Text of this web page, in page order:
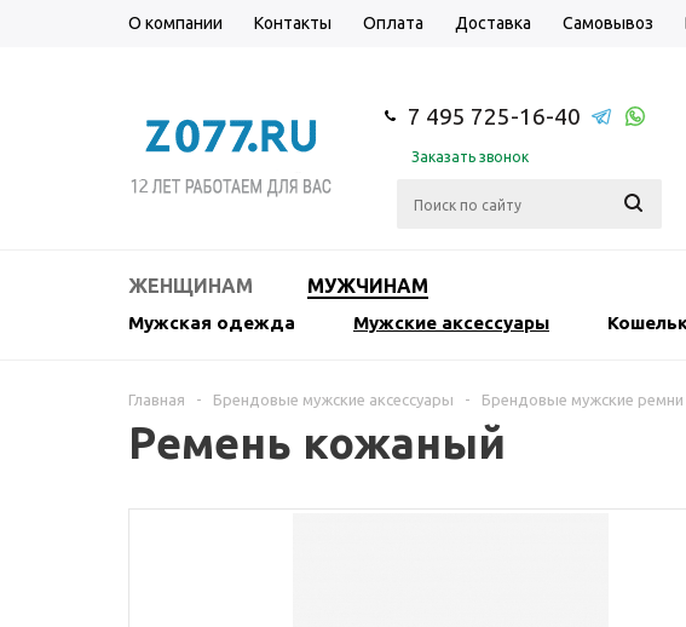
О компании Контакты Оплата Доставка Самовывоз
7 495 725-16-40
Заказать звонок
ЖЕНЩИНАМ МУЖЧИНАМ
Мужская одежда Мужские аксессуары
Главная - Брендовые мужские аксессуары - Брендовые мужские ремни
Ремень кожаный